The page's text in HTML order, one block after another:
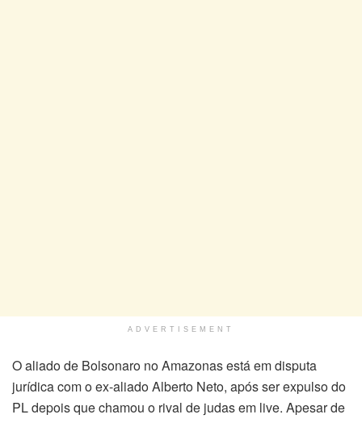
ADVERTISEMENT
O aliado de Bolsonaro no Amazonas está em disputa
jurídica com o ex-aliado Alberto Neto, após ser expulso do
PL depois que chamou o rival de judas em live. Apesar de